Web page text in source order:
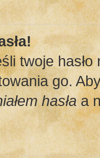
twoje
go.
hasłaa